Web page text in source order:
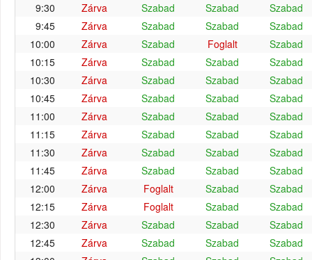
9:30
Zárva Szabad Szabad
Szabad
9:45
Zárva Szabad Szabad
Szabad
10:00
Zárva Szabad Foglalt
Szabad
10:15
Zárva Szabad Szabad
Szabad
10:30
Zárva Szabad Szabad
Szabad
10:45
Zárva Szabad Szabad
Szabad
11:00
Zárva Szabad Szabad
Szabad
11:15
Zárva Szabad Szabad
Szabad
11:30
Zárva Szabad Szabad
Szabad
11:45
Zárva Szabad Szabad
Szabad
12:00
Zárva Foglalt Szabad
Szabad
12:15
Zárva Foglalt Szabad
Szabad
12:30
Zárva Szabad Szabad
Szabad
12:45
Zárva Szabad Szabad
Szabad